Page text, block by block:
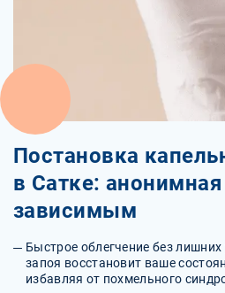
Постановка
в Сатке:
зависимым
Быстрое облегчение без
запоя восстановит ваше
избавляя от похмельного